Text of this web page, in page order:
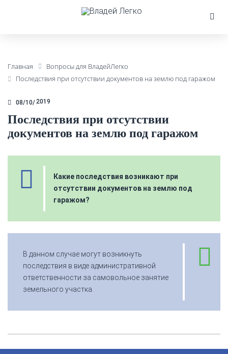
Главная
Вопросы для ВладейЛегко
Последствия при отсутствии документов на землю под гаражом
08/10 2019
Последствия при отсутствии
документов на землю под гаражом
Какие последствия возникают при
отсутствии документов на землю под
гаражом?
В данном случае могут возникнуть
последствия в виде административной
ответственности за самовольное занятие
земельного участка.